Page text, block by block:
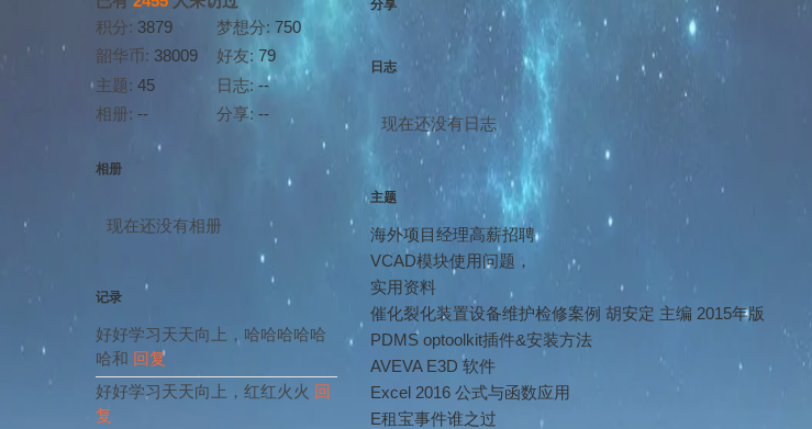
积分: 3879 梦想分: 750
韶华币: 38009 好友: 79
主题: 45 日志: --
相册: -- 分享: --
相册
现在还没有相册
记录
好好学习天天向上，哈哈哈哈哈
哈和 回复
好好学习天天向上，红红火火 回
复
分享
日志
现在还没有日志
主题
海外项目经理高薪招聘
VCAD模块使用问题，
实用资料
催化裂化装置设备维护检修案例 胡安定 主编 2015年版
PDMS optoolkit插件&安装方法
AVEVA E3D 软件
Excel 2016 公式与函数应用
E租宝事件谁之过